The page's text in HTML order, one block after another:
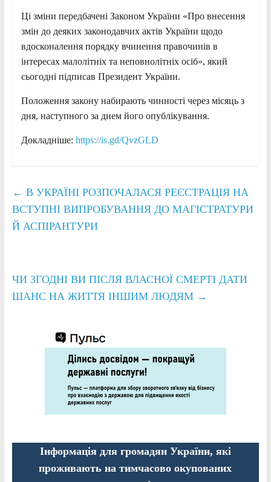
Ці зміни передбачені Законом України «Про внесення
змін до деяких законодавчих актів України щодо
вдосконалення порядку вчинення правочинів в
інтересах малолітніх та неповнолітніх осіб», який
сьогодні підписав Президент України.
Положення закону набирають чинності через місяць з
дня, наступного за днем його опублікування.
Докладніше: https://is.gd/QvzGLD
← В УКРАЇНІ РОЗПОЧАЛАСЯ РЕЄСТРАЦІЯ НА
ВСТУПНІ ВИПРОБУВАННЯ ДО МАГІСТРАТУРИ
Й АСПІРАНТУРИ
ЧИ ЗГОДНІ ВИ ПІСЛЯ ВЛАСНОЇ СМЕРТІ ДАТИ
ШАНС НА ЖИТТЯ ІНШИМ ЛЮДЯМ →
Інформація для громадян України, які
проживають на тимчасово окупованих